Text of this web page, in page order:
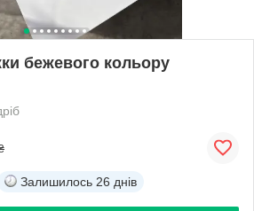
бежевого кольору
Залишилось 26 днів